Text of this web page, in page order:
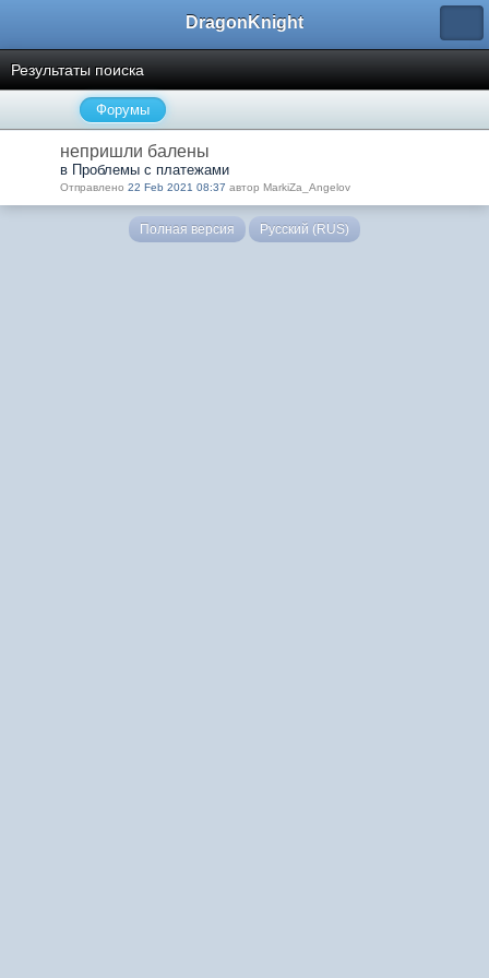
DragonKnight
Результаты поиска
Форумы
непришли балены
в Проблемы с платежами
Отправлено 22 Feb 2021 08:37 автор MarkiZa_Angelov
Полная версия Русский (RUS)